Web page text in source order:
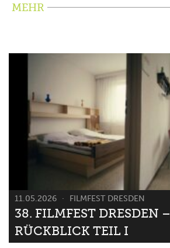
MEHR
11.05.2026 FILMFEST DRESDEN
38. FILMFEST DRESDEN –
RÜCKBLICK TEIL I